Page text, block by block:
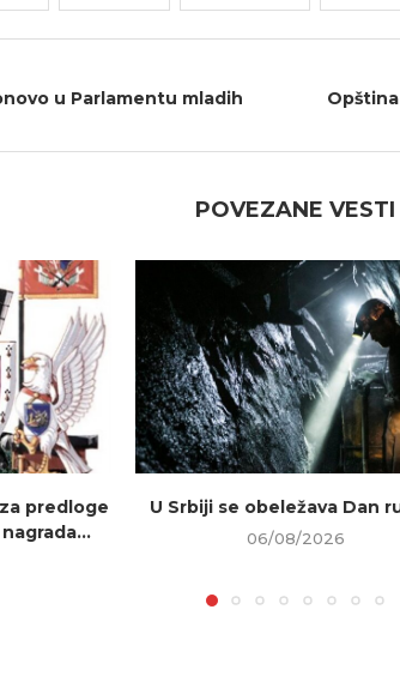
u Parlamentu mladih
POVEZANE VESTI
predloge
U Srbiji se obeležava Dan
06/08/2026